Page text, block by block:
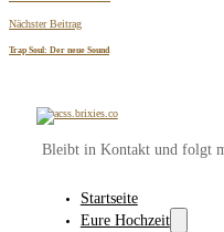
Nächster Beitrag
Trap Soul: Der neue Sound
Bleibt in Kontakt und folgt
Startseite
Eure Hochzeit